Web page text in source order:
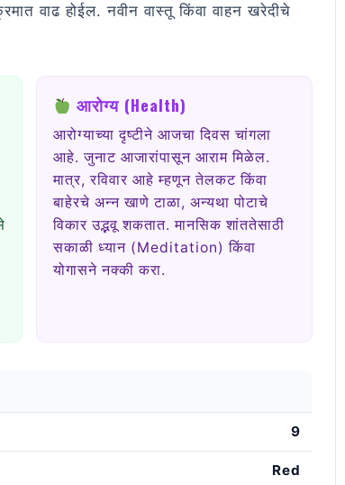
वाढ होईल. नवीन वास्तू किंवा वाहन खरेदीचे
आरोग्य (Health)
आरोग्याच्या दृष्टीने आजचा दिवस चांगला
आहे. जुनाट आजारांपासून आराम मिळेल.
मात्र, रविवार आहे म्हणून तेलकट किंवा
बाहेरचे अन्न खाणे टाळा, अन्यथा पोटाचे
विकार उद्भवू शकतात. मानसिक शांततेसाठी
सकाळी ध्यान (Meditation) किंवा
योगासने नक्की करा.
9
Red